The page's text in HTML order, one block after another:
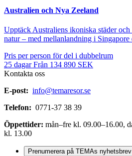
Australien och Nya Zeeland
Upptäck Australiens ikoniska städer
natur – med mellanlandning i
Pris per person för del i dubbelrum
25 dagar Från 134 890 SEK
Kontakta oss
E-post: info@temaresor.se
Telefon: 0771-37 38 39
Öppettider: mån–fre kl. 09.00–16.00,
kl. 13.00
Prenumerera på TEMAs nyhetsbrev